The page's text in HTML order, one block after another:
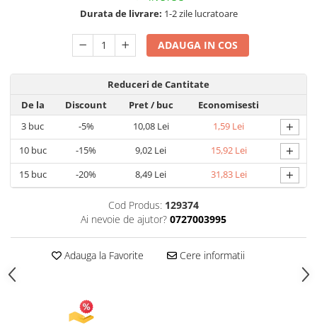
Articole pentru Gradina si Bricolaj
Articole pentru Iluminat
Corpuri de iluminat
Lampi de veghe
Transport şi Ridicat
Pelerine, Umbrele si Accesorii
Videoproiectoare
Durata de livrare: 1-2 zile lucratoare
ADAUGA IN COS
Reduceri de Cantitate
De la
Discount Pret/ buc
Economisesti
3 buc -5% 10,08 Lei 1,59 Lei +
10buc -15% 9,02 Lei 15,92 Lei +
15buc -20% 8,49 Lei 31,83 Lei +
Cod Produs: 129374
Ai nevoie de ajutor? 0727003995
Adauga la Favorite Cere informatii